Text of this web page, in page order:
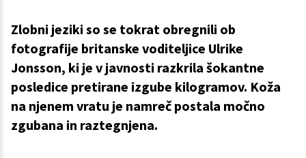
Zlobni jeziki so se tokrat obregnili ob
fotografije britanske voditeljice Ulrike
Jonsson, ki je v javnosti razkrila šokantne
posledice pretirane izgube kilogramov. Koža
na njenem vratu je namreč postala močno
zgubana in raztegnjena.